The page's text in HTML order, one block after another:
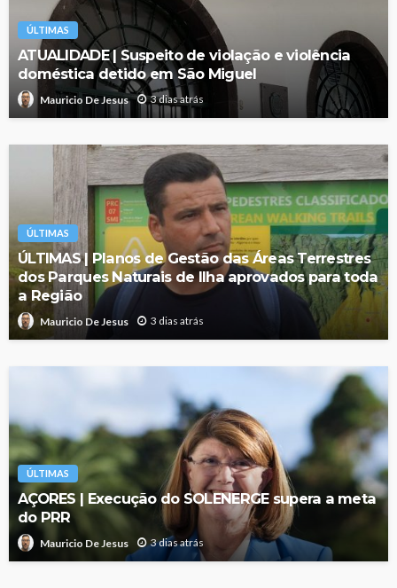
ÚLTIMAS
ATUALIDADE | Suspeito de violação e violência
doméstica detido em São Miguel
Mauricio De Jesus 3 dias atrás
ÚLTIMAS
ÚLTIMAS | Planos de Gestão das Áreas Terrestres
dos Parques Naturais de Ilha aprovados para toda
a Região
Mauricio De Jesus 3 dias atrás
ÚLTIMAS
AÇORES | Execução do SOLENERGE supera a meta
do PRR
Mauricio De Jesus 3 dias atrás